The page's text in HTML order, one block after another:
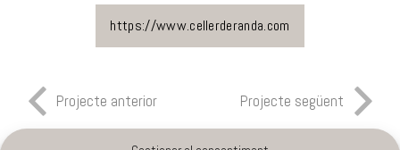
https://www.cellerderanda.com
Projecte anterior Projecte següent